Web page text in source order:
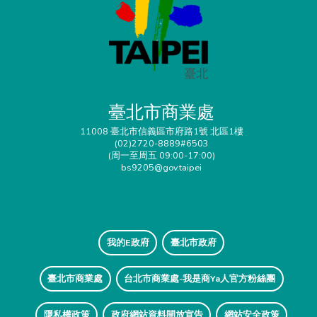
臺北市商業處
11008 臺北市信義區市府路1號 北區1樓
(02)2720-8889#6503
(周一至周五 09:00-17:00)
bs9205@gov.taipei
我的E政府 臺北市政府
臺北市商業處 台北市商業處-我是商Ya人官方粉絲團